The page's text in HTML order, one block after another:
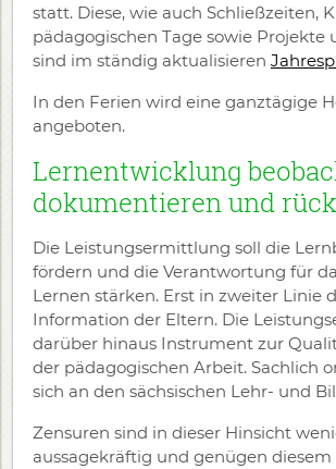
statt. Diese, wie auch Schließzeiten,
pädagogischen Tage sowie Projekte
sind im ständig aktualisieren
In den Ferien wird eine ganztägige
angeboten.
Lernentwicklung
dokumentieren und
Die Leistungsermittlung soll die
fördern und die Verantwortung für
Lernen stärken. Erst in zweiter Linie
Information der Eltern. Die
darüber hinaus Instrument zur
der pädagogischen Arbeit. Sachlich
sich an den sächsischen Lehr- und
Zensuren sind in dieser Hinsicht
aussagekräftig und genügen diesem